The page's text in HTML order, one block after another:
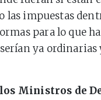
impuestas
para lo que
ya
los Ministros de